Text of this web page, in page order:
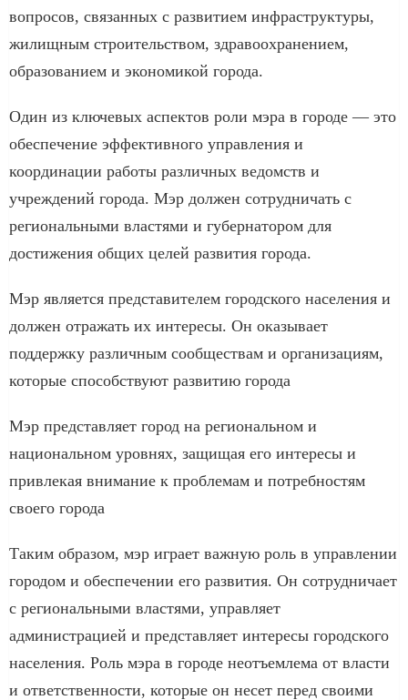
вопросов, связанных с развитием инфраструктуры,
жилищным строительством, здравоохранением,
образованием и экономикой города.
Один из ключевых аспектов роли мэра в городе — это
обеспечение эффективного управления и
координации работы различных ведомств и
учреждений города. Мэр должен сотрудничать с
региональными властями и губернатором для
достижения общих целей развития города.
Мэр является представителем городского населения и
должен отражать их интересы. Он оказывает
поддержку различным сообществам и организациям,
которые способствуют развитию города
Мэр представляет город на региональном и
национальном уровнях, защищая его интересы и
привлекая внимание к проблемам и потребностям
своего города
Таким образом, мэр играет важную роль в управлении
городом и обеспечении его развития. Он сотрудничает
с региональными властями, управляет
администрацией и представляет интересы городского
населения. Роль мэра в городе неотъемлема от власти
и ответственности, которые он несет перед своими